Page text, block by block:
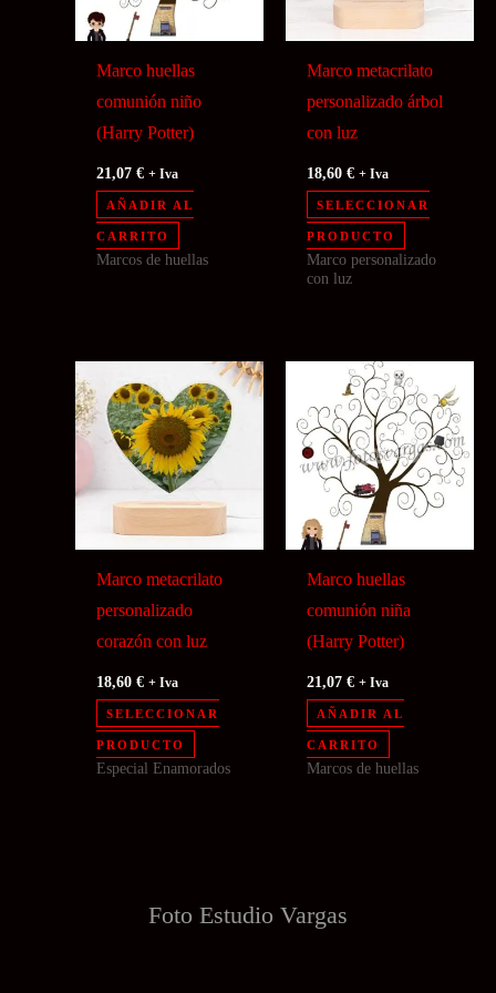
Marco huellas
comunión niño
(Harry Potter)
21,07€ + Iva
AÑADIR AL
CARRITO
Marcos de huellas
Marco metacrilato
personalizado árbol
con luz
18,60€ + Iva
SELECCIONAR
PRODUCTO
Marco personalizado
con luz
Marco metacrilato
personalizado
corazón con luz
18,60€ + Iva
SELECCIONAR
PRODUCTO
Especial Enamorados
Marco huellas
comunión niña
(Harry Potter)
21,07€ + Iva
AÑADIR AL
CARRITO
Marcos de huellas
Foto Estudio Vargas